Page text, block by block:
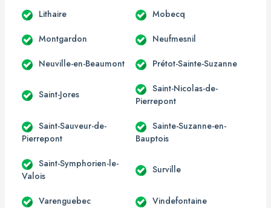
Lithaire Mobecq
Montgardon Neufmesnil
Neuville-en-Beaumont Prétot-Sainte-Suzanne
Saint-Jores
Saint-Nicolas-de-
Pierrepont
Saint-Sauveur-de-
Pierrepont
Sainte-Suzanne-en-
Bauptois
Saint-Symphorien-le-
Valois
Surville
Varenguebec Vindefontaine